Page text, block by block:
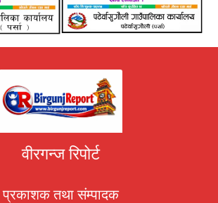
वीरगन्ज रिपोर्ट
प्रकाशक तथा संम्पादक